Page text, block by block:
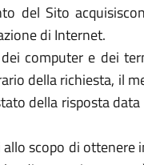
del Sito
di Internet.
computer e dei
della richiesta, il
della risposta data
scopo di